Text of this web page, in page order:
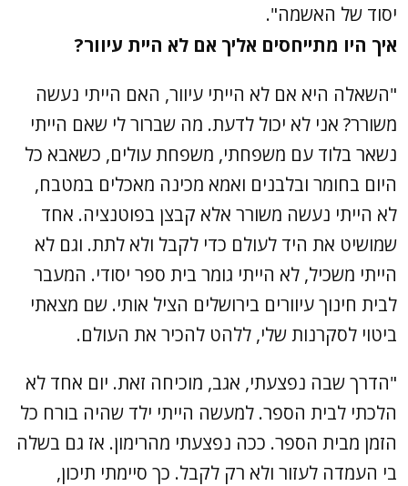
יסוד של האשמה".
איך היו מתייחסים אליך אם לא היית עיוור?
"השאלה היא אם לא הייתי עיוור, האם הייתי נעשה
משורר? אני לא יכול לדעת. מה שברור לי שאם הייתי
נשאר בלוד עם משפחתי, משפחת עולים, כשאבא כל
היום בחומר ובלבנים ואמא מכינה מאכלים במטבח,
לא הייתי נעשה משורר אלא קבצן בפוטנציה. אחד
שמושיט את היד לעולם כדי לקבל ולא לתת. וגם לא
הייתי משכיל, לא הייתי גומר בית ספר יסודי. המעבר
לבית חינוך עיוורים בירושלים הציל אותי. שם מצאתי
ביטוי לסקרנות שלי, ללהט להכיר את העולם.
"הדרך שבה נפצעתי, אגב, מוכיחה זאת. יום אחד לא
הלכתי לבית הספר. למעשה הייתי ילד שהיה בורח כל
הזמן מבית הספר. ככה נפצעתי מהרימון. אז גם בשלה
בי העמדה לעזור ולא רק לקבל. כך סיימתי תיכון,